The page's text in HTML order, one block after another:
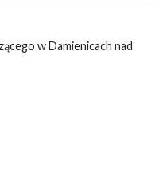
w Damienicach nad